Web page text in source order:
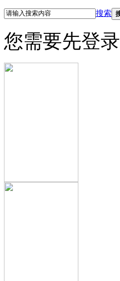
搜索
您需要先登